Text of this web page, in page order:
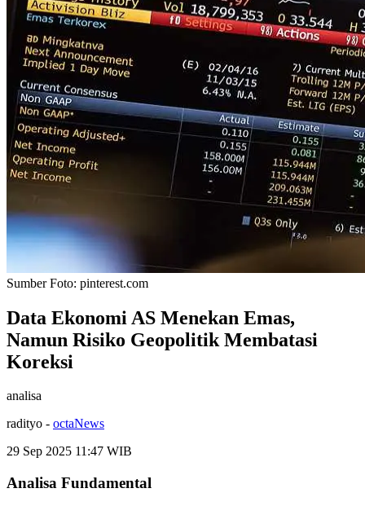
Sumber Foto: pinterest.com
Data Ekonomi AS Menekan Emas,
Namun Risiko Geopolitik Membatasi
Koreksi
analisa
radityo - octaNews
29 Sep 2025 11:47 WIB
Analisa Fundamental